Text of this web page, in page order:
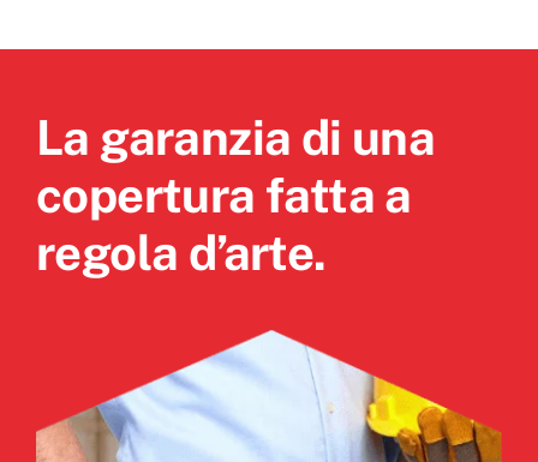
La garanzia di una
copertura fatta a
regola d’arte.